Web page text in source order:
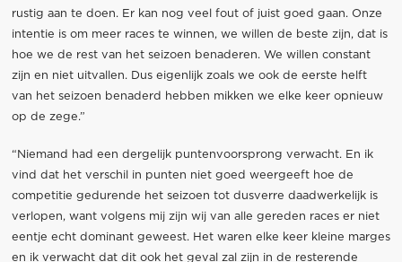
rustig aan te doen. Er kan nog veel fout of juist goed gaan. Onze
intentie is om meer races te winnen, we willen de beste zijn, dat is
hoe we de rest van het seizoen benaderen. We willen constant
zijn en niet uitvallen. Dus eigenlijk zoals we ook de eerste helft
van het seizoen benaderd hebben mikken we elke keer opnieuw
op de zege.”
“Niemand had een dergelijk puntenvoorsprong verwacht. En ik
vind dat het verschil in punten niet goed weergeeft hoe de
competitie gedurende het seizoen tot dusverre daadwerkelijk is
verlopen, want volgens mij zijn wij van alle gereden races er niet
eentje echt dominant geweest. Het waren elke keer kleine marges
en ik verwacht dat dit ook het geval zal zijn in de resterende